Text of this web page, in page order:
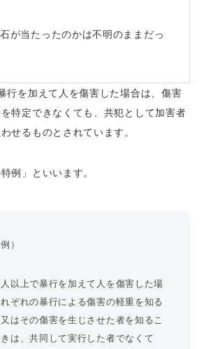
が当たったのかは不明のままだっ
行を加えて人を傷害した場合は、傷害
特定できなくても、共犯として加害者
せるものとされています。
例」といいます。
）
以上で暴行を加えて人を傷害した場
ぞれの暴行による傷害の軽重を知る
はその傷害を生じさせた者を知るこ
は、共同して実行した者でなくて